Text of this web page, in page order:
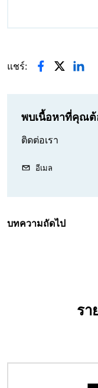
แชร์:
พบเนื้อหาที่คุณต้
ติดต่อเรา
อีเมล
บทความถัดไป
รา